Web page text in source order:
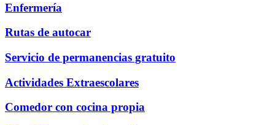
Enfermería
Rutas de autocar
Servicio de permanencias gratuito
Actividades Extraescolares
Comedor con cocina propia